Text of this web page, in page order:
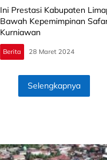
Ini Prestasi Kabupaten
Bawah Kepemimpinan
Kurniawan
Berita 28 Maret 2024
Selengkapnya